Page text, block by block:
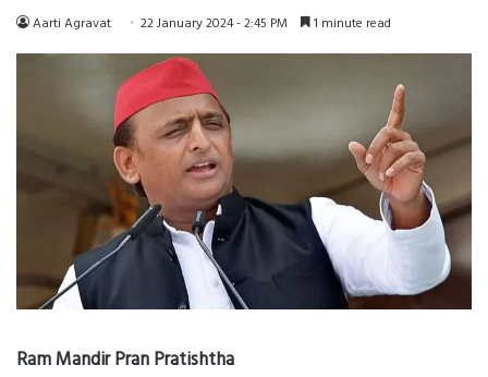
Aarti Agravat 22 January 2024 - 2:45 PM 1 minute read
Ram Mandir Pran Pratishtha